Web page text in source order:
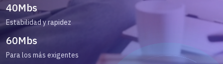
40Mbs
Estabilidad y rapidez
60Mbs
Para los más exigentes